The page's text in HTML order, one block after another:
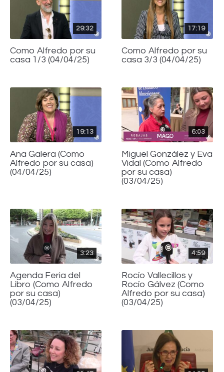
29:32
Como Alfredo por su
casa 1/3 (04/04/25)
17:19
Como Alfredo por su
casa 3/3 (04/04/25)
19:13
Ana Galera (Como
Alfredo por su casa)
(04/04/25)
6:03
Miguel González y Eva
Vidal (Como Alfredo
por su casa)
(03/04/25)
3:23
Agenda Feria del
Libro (Como Alfredo
por su casa)
(03/04/25)
4:59
Rocío Vallecillos y
Rocío Gálvez (Como
Alfredo por su casa)
(03/04/25)